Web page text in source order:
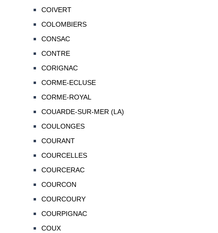
COIVERT
COLOMBIERS
CONSAC
CONTRE
CORIGNAC
CORME-ECLUSE
CORME-ROYAL
COUARDE-SUR-MER (LA)
COULONGES
COURANT
COURCELLES
COURCERAC
COURCON
COURCOURY
COURPIGNAC
COUX